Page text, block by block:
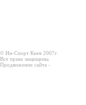
© Ин-Спорт Киев 2007г.
Все права защищены.
Продвижение сайта -